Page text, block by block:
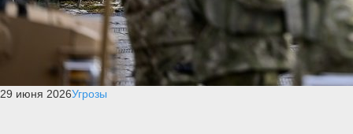
29 июня 2026Угрозы